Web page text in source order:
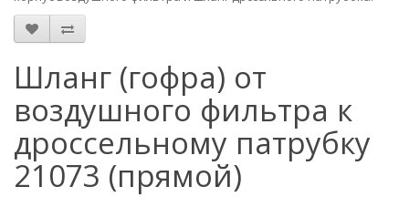
Шланг (гофра) от
воздушного фильтра к
дроссельному патрубку
21073 (прямой)